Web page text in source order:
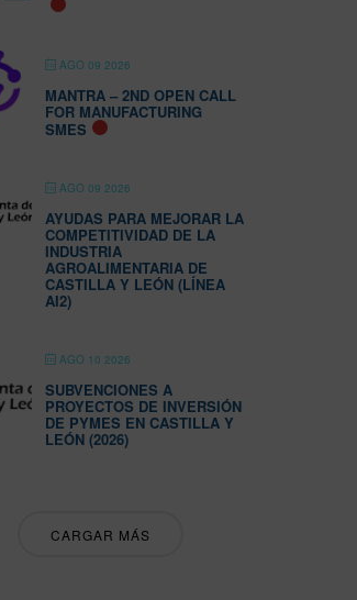
AGO 09 2026
MANTRA – 2ND OPEN CALL
FOR MANUFACTURING
SMES
AGO 09 2026
AYUDAS PARA MEJORAR LA
COMPETITIVIDAD DE LA
INDUSTRIA
AGROALIMENTARIA DE
CASTILLA Y LEÓN (LÍNEA
AI2)
AGO 10 2026
SUBVENCIONES A
PROYECTOS DE INVERSIÓN
DE PYMES EN CASTILLA Y
LEÓN (2026)
CARGAR MÁS